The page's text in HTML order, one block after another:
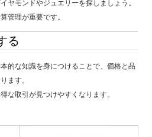
ヤモンドやジュエリーを探しましょう。
管理が重要です。
る
的な知識を身につけることで、価格と品
ます。
な取引が見つけやすくなります。